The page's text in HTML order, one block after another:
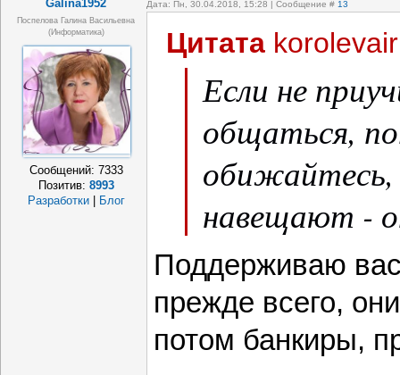
Galina1952 Дата: Пн, 30.04.2018, 15:28 | Сообщение # 13
Поспелова Галина Васильевна
(информатика)
Сообщений: 7333
Позитив: 8993
Разработки
Блог
Цитата
Если не
общаться,
навещают -
Поддерживаю
прежде всего,
потом банкиры,